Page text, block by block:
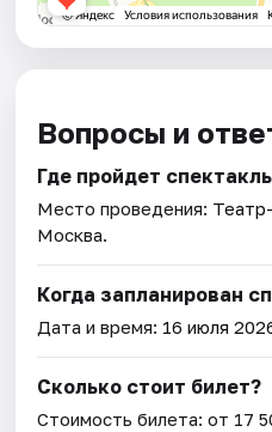
Вопросы и
Где пройдет
Место проведения:
Москва.
Когда запланирован
Дата и время: 16 июля
Сколько стоит билет?
Стоимость билета: от 17